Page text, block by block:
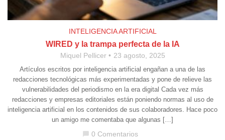
INTELIGENCIA ARTIFICIAL
WIRED y la trampa perfecta de la IA
Miquel Pellicer 23 agosto, 2025
Artículos escritos por inteligencia artificial engañan a una de las
redacciones tecnológicas más experimentadas y pone de relieve las
vulnerabilidades del periodismo en la era digital Cada vez más
redacciones y empresas editoriales están poniendo normas al uso de
inteligencia artificial en los contenidos de sus colaboradores. Hace poco
un amigo me comentaba que algunas […]
chat_bubble 0 Comentarios